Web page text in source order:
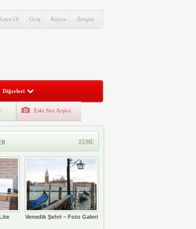
Ol Giriş Künye İletişim
Diğerleri
Eski Site Arşivi
TÜMÜ
Venedik Şehri – Foto Galeri